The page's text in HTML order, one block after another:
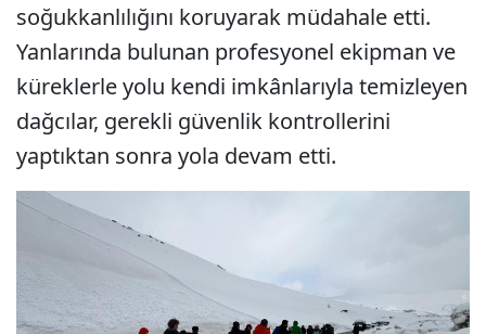
soğukkanlılığını koruyarak müdahale etti.
Yanlarında bulunan profesyonel ekipman ve
küreklerle yolu kendi imkânlarıyla temizleyen
dağcılar, gerekli güvenlik kontrollerini
yaptıktan sonra yola devam etti.